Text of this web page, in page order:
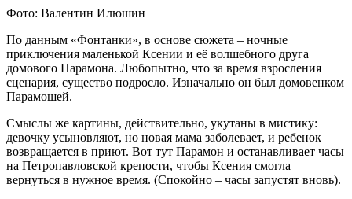
Фото: Валентин Илюшин
По данным «Фонтанки», в основе сюжета – ночные
приключения маленькой Ксении и её волшебного друга
домового Парамона. Любопытно, что за время взросления
сценария, существо подросло. Изначально он был домовенком
Парамошей.
Смыслы же картины, действительно, укутаны в мистику:
девочку усыновляют, но новая мама заболевает, и ребенок
возвращается в приют. Вот тут Парамон и останавливает часы
на Петропавловской крепости, чтобы Ксения смогла
вернуться в нужное время. (Спокойно – часы запустят вновь).